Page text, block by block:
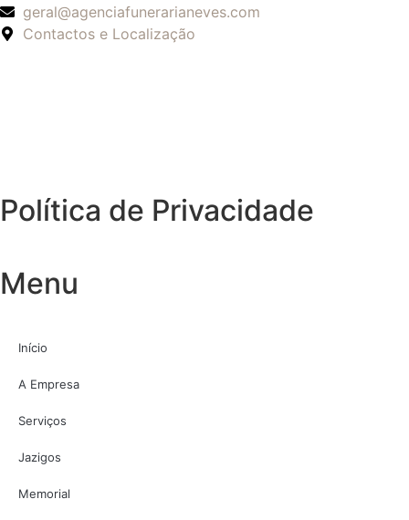
geral@agenciafunerarianeves.com
Contactos e Localização
Política de Privacidade
Menu
Início
A Empresa
Serviços
Jazigos
Memorial